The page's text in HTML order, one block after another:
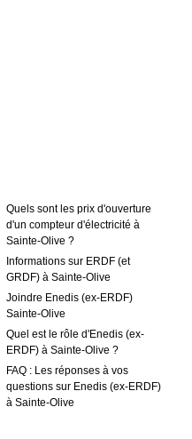
Quels sont les prix d'ouverture
d'un compteur d'électricité à
Sainte-Olive ?
Informations sur ERDF (et
GRDF) à Sainte-Olive
Joindre Enedis (ex-ERDF)
Sainte-Olive
Quel est le rôle d'Enedis (ex-
ERDF) à Sainte-Olive ?
FAQ : Les réponses à vos
questions sur Enedis (ex-ERDF)
à Sainte-Olive